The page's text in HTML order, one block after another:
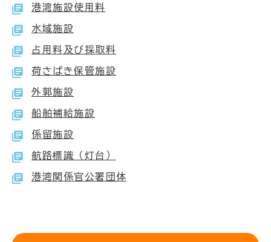
港湾施設使用料
水域施設
占用料及び採取料
荷さばき保管施設
外郭施設
船舶補給施設
係留施設
航路標識（灯台）
港湾関係官公署団体